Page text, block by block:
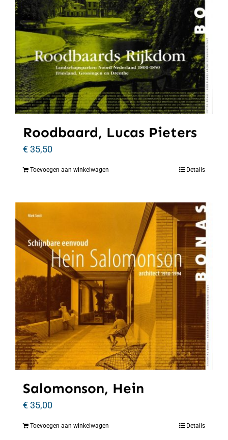
Roodbaard, Lucas Pieters
€35,50
Toevoegen aan winkelwagen Details
Salomonson, Hein
€35,00
Toevoegen aan winkelwagen Details